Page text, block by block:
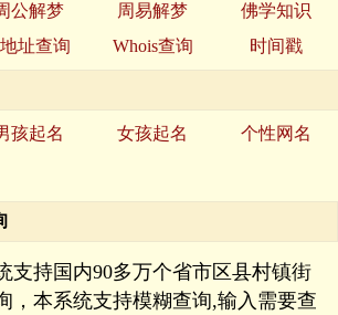
公解梦 周易解梦
佛学知识
址查询 Whois查询 时间戳
孩起名 女孩起名
个性网名
支持国内90多万个省市区县村镇街
，本系统支持模糊查询,输入需要查